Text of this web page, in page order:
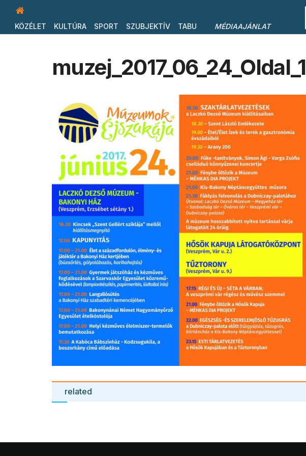
KÖZÉLET KULTÚRA SPORT SZUBJEKTÍV TABU MÉDIAAJÁNLAT
muzej_2017_06_24_Oldal_1
related